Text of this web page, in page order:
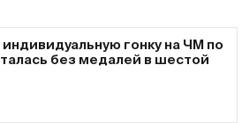
гонку на ЧМ по
без медалей в шестой